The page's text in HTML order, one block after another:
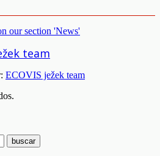
our section 'News'
team
ECOVIS ježek team